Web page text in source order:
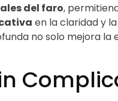
del faro,
en la claridad y
no solo mejora